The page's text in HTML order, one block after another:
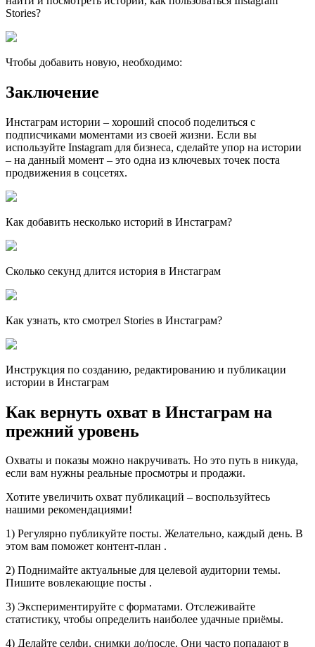
Stories?
Чтобы добавить новую, необходимо:
Заключение
Инстаграм истории – хороший способ поделиться с
подписчиками моментами из своей жизни. Если вы
используйте Instagram для бизнеса, сделайте упор на истории
– на данный момент – это одна из ключевых точек поста
продвижения в соцсетях.
Как добавить несколько историй в Инстаграм?
Сколько секунд длится история в Инстаграм
Как узнать, кто смотрел Stories в Инстаграм?
Инструкция по созданию, редактированию и публикации
истории в Инстаграм
Как вернуть охват в Инстаграм на
прежний уровень
Охваты и показы можно накручивать. Но это путь в никуда,
если вам нужны реальные просмотры и продажи.
Хотите увеличить охват публикаций – воспользуйтесь
нашими рекомендациями!
1) Регулярно публикуйте посты. Желательно, каждый день. В
этом вам поможет контент-план .
2) Поднимайте актуальные для целевой аудитории темы.
Пишите вовлекающие посты .
3) Экспериментируйте с форматами. Отслеживайте
статистику, чтобы определить наиболее удачные приёмы.
4) Делайте селфи, снимки до/после. Они часто попадают в